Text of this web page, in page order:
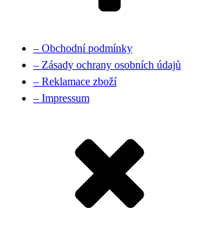
– Obchodní podmínky
– Zásady ochrany osobních údajů
– Reklamace zboží
– Impressum